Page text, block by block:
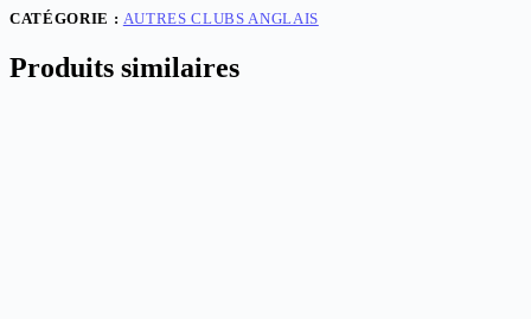
CATÉGORIE : AUTRES CLUBS ANGLAIS
Produits similaires